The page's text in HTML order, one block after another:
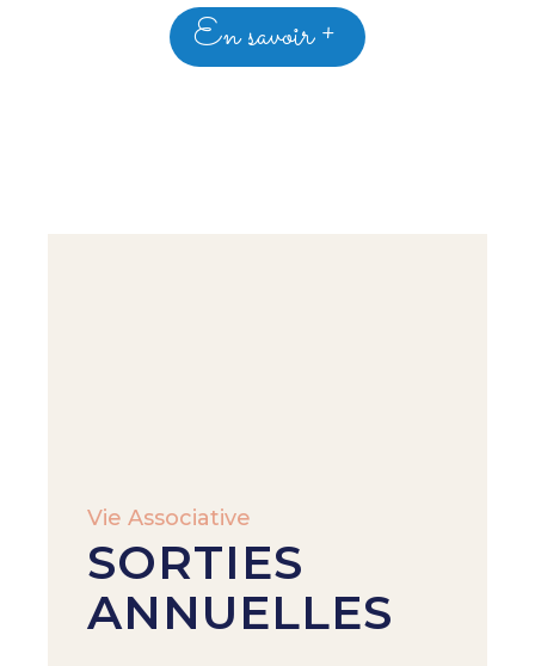
En savoir +
Vie Associative
SORTIES
ANNUELLES